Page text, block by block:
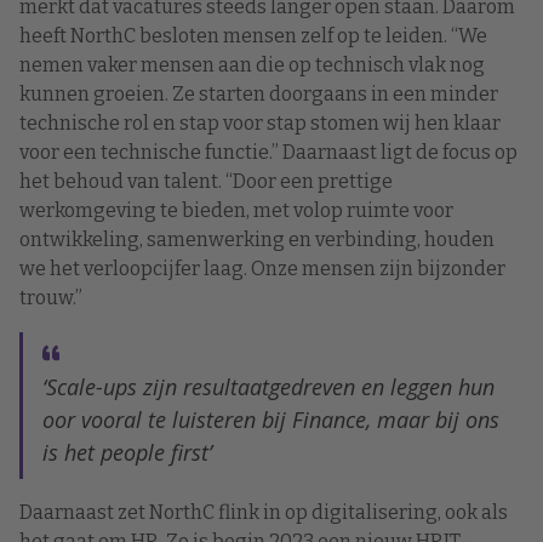
merkt dat vacatures steeds langer open staan. Daarom
heeft NorthC besloten mensen zelf op te leiden. “We
nemen vaker mensen aan die op technisch vlak nog
kunnen groeien. Ze starten doorgaans in een minder
technische rol en stap voor stap stomen wij hen klaar
voor een technische functie.” Daarnaast ligt de focus op
het behoud van talent. “Door een prettige
werkomgeving te bieden, met volop ruimte voor
ontwikkeling, samenwerking en verbinding, houden
we het verloopcijfer laag. Onze mensen zijn bijzonder
trouw.”
‘Scale-ups zijn resultaatgedreven en leggen hun
oor vooral te luisteren bij Finance, maar bij ons
is het people first’
Daarnaast zet NorthC flink in op digitalisering, ook als